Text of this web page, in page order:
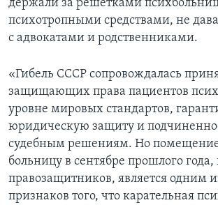
держали за решетками
психотропными средствами, не
с адвокатами и родственниками.
«Гибель СССР сопровождалась
защищающих права пациентов
уровне мировых стандартов,
юридическую защиту и
судебным решениям. Но
больницу в сентябре прошлого
правозащитников, является одним
признаков того, что карательная